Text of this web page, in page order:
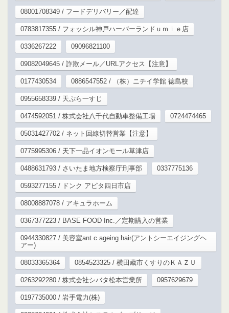
08001708349 / フードデリバリー／配達
0783817355 / フォッシル神戸ハーバーランドｕｍｉｅ店
0336267222 09096821100
09082049645 / 詐欺メール／URLアクセス【注意】
0177430534 0886547552 / （株）ニチイ学館 徳島校
0955658339 / 天ぷら一すじ
0474592051 / 株式会社八千代自動車整備工場 0724474465
05031427702 / ネット回線切替営業【注意】
0775995306 / 天下一品イオンモール草津店
0488631793 / さいたま地方検察庁刑事部 0337775136
0593277155 / ドンク アピタ四日市店
08008887078 / アキュラホーム
0367377223 / BASE FOOD Inc.／定期購入の営業
0944330827 / 美容室ant c ageing hair(アントシーエイジングヘ
アー)
08033365364 0854523325 / 横田蔵市くすりのＫＡＺＵ
0263292280 / 株式会社シバタ松本営業所 0957629679
0197735000 / 岩手電力(株)